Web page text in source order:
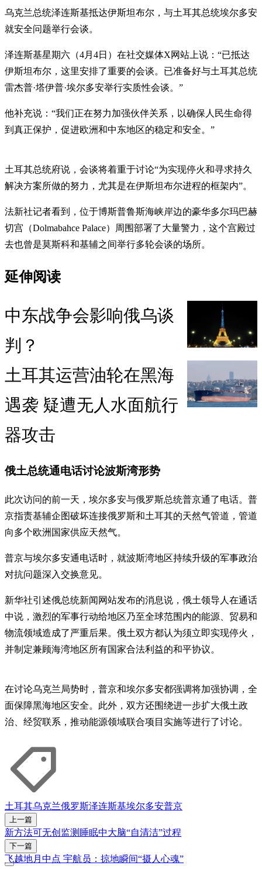
乌克兰总统泽连斯基抵达伊斯坦布尔，与土耳其总统埃尔多安
就安全问题举行会谈。
泽连斯基星期六（4月4日）在社交媒体X网站上说：“已抵达
伊斯坦布尔，这里安排了重要的会谈。已准备好与土耳其总统
雷杰普·塔伊普·埃尔多安举行实质性会谈。”
他补充说：“我们正在努力加强伙伴关系，以确保人民生命得
到真正保护，促进欧洲和中东地区的稳定和安全。”
土耳其总统府说，会谈将着重于讨论“为实现停火和寻求持久
解决方案所做的努力，尤其是在伊斯坦布尔进程的框架内”。
法新社记者看到，位于博斯普鲁斯海峡岸边的豪华多尔玛巴赫
切宫（Dolmabahce Palace）周围部署了大量警力，这个宫殿过
去也曾是莫斯科和基辅之间举行多轮会谈的场所。
延伸阅读
中东战争会影响俄乌谈
判？
土耳其运营油轮在黑海
遇袭 疑遭无人水面航行
器攻击
俄土总统通电话讨论波斯湾形势
此次访问的前一天，埃尔多安与俄罗斯总统普京通了电话。普
京指责基辅企图破坏连接俄罗斯和土耳其的天然气管道，管道
向多个欧洲国家供应天然气。
普京与埃尔多安通电话时，就波斯湾地区持续升级的军事政治
对抗问题深入交换意见。
新华社引述俄总统新闻网站发布的消息说，俄土领导人在通话
中说，激烈的军事行动给地区乃至全球范围内的能源、贸易和
物流领域造成了严重后果。俄土双方都认为须立即实现停火，
并制定兼顾海湾地区所有国家合法利益的和平协议。
在讨论乌克兰局势时，普京和埃尔多安都强调将加强协调，全
面保障黑海地区安全。此外，双方还围绕进一步扩大俄土政
治、经贸联系，推动能源领域联合项目实施等进行了讨论。
土耳其乌克兰俄罗斯泽连斯基埃尔多安普京
上一篇
新方法可无创监测睡眠中大脑“自清洁”过程
下一篇
飞越地月中点 宇航员：掠地瞬间“摄人心魂”